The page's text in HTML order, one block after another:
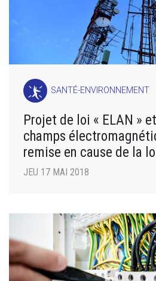
SANTÉ-ENVIRONNEMENT
Projet de loi « ELAN »
champs
remise en cause de la
JEU 17 MAI 2018